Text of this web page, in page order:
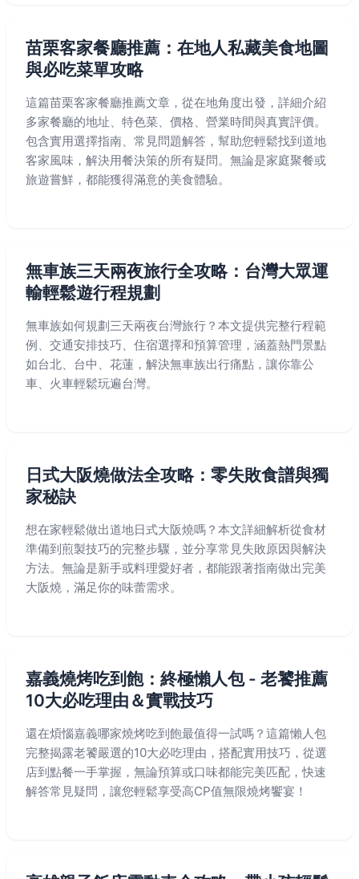
苗栗客家餐廳推薦：在地人私藏美食地圖
與必吃菜單攻略
這篇苗栗客家餐廳推薦文章，從在地角度出發，詳細介紹
多家餐廳的地址、特色菜、價格、營業時間與真實評價。
包含實用選擇指南、常見問題解答，幫助您輕鬆找到道地
客家風味，解決用餐決策的所有疑問。無論是家庭聚餐或
旅遊嘗鮮，都能獲得滿意的美食體驗。
無車族三天兩夜旅行全攻略：台灣大眾運
輸輕鬆遊行程規劃
無車族如何規劃三天兩夜台灣旅行？本文提供完整行程範
例、交通安排技巧、住宿選擇和預算管理，涵蓋熱門景點
如台北、台中、花蓮，解決無車族出行痛點，讓你靠公
車、火車輕鬆玩遍台灣。
日式大阪燒做法全攻略：零失敗食譜與獨
家秘訣
想在家輕鬆做出道地日式大阪燒嗎？本文詳細解析從食材
準備到煎製技巧的完整步驟，並分享常見失敗原因與解決
方法。無論是新手或料理愛好者，都能跟著指南做出完美
大阪燒，滿足你的味蕾需求。
嘉義燒烤吃到飽：終極懶人包 - 老饕推薦
10大必吃理由＆實戰技巧
還在煩惱嘉義哪家燒烤吃到飽最值得一試嗎？這篇懶人包
完整揭露老饕嚴選的10大必吃理由，搭配實用技巧，從選
店到點餐一手掌握，無論預算或口味都能完美匹配，快速
解答常見疑問，讓您輕鬆享受高CP值無限燒烤饗宴！